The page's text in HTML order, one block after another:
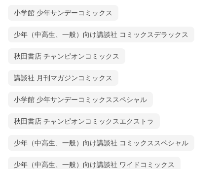
小学館 少年サンデーコミックス
少年（中高生、一般）向け講談社 コミックスデラックス
秋田書店 チャンピオンコミックス
講談社 月刊マガジンコミックス
小学館 少年サンデーコミックススペシャル
秋田書店 チャンピオンコミックスエクストラ
少年（中高生、一般）向け講談社 コミックススペシャル
少年（中高生、一般）向け講談社 ワイドコミックス